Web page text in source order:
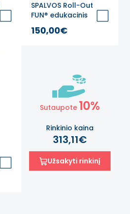
SPALVOS Roll-Out
FUN® edukacinis
kilimas
150,00€
Sutaupote 10%
Rinkinio kaina
313,11€
Užsakyti rinkinį